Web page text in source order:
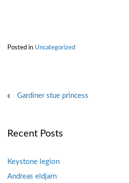
Posted in Uncategorized
Post
Gardiner stue princess
Recent Posts
Keystone legion
Andreas eldjarn